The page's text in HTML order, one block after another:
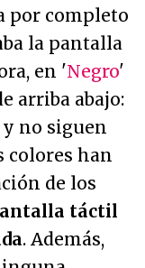
por completo
la pantalla
en 'Negro'
arriba abajo:
no siguen
colores han
de los
táctil
. Además,